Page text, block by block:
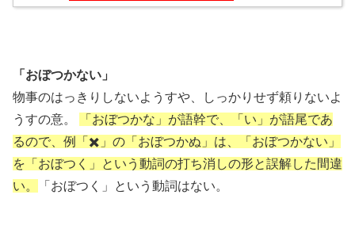
「おぼつかない」
物事のはっきりしないようすや、しっかりせず頼りないよ
うすの意。
「おぼつかな」が語幹で、「い」が語尾であ
るので、例「✖️」の「おぼつかぬ」は、「おぼつかない」
を「おぼつく」という動詞の打ち消しの形と誤解した間違
い。
「おぼつく」という動詞はない。